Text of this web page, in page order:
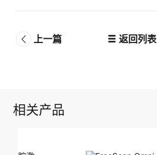
上一篇 返回列表
相关产品